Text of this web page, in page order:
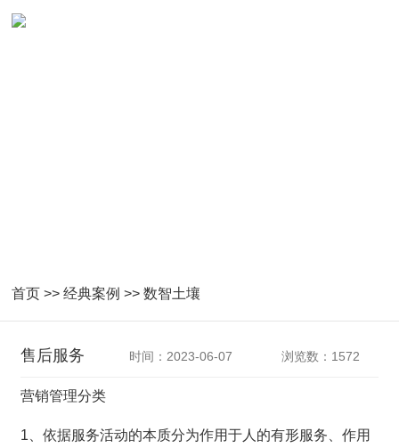
首页 >>经典案例 >>数智土壤
售后服务 时间：2023-06-07 浏览数：1572
营销管理分类
1、依据服务活动的本质分为作用于人的有形服务、作用